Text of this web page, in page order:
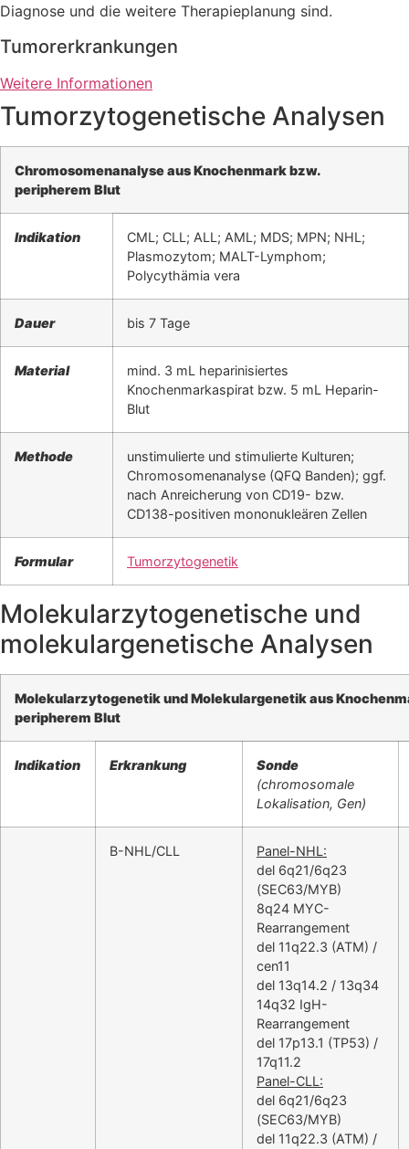
Diagnose und die weitere Therapieplanung sind.
Tumorerkrankungen
Weitere Informationen
Tumorzytogenetische Analysen
Chromosomenanalyse aus Knochenmark bzw.
peripherem Blut
Indikation
CML; CLL; ALL; AML; MDS; MPN; NHL;
Plasmozytom; MALT-Lymphom;
Polycythämia vera
Dauer bis 7 Tage
Material
mind. 3 mL heparinisiertes
Knochenmarkaspirat bzw. 5 mL Heparin-
Blut
Methode
unstimulierte und stimulierte Kulturen;
Chromosomenanalyse (QFQ Banden); ggf.
nach Anreicherung von CD19- bzw.
CD138-positiven mononukleären Zellen
Formular Tumorzytogenetik
Molekularzytogenetische und
molekulargenetische Analysen
Molekularzytogenetik und Molekulargenetik aus
peripherem Blut
Indikation Erkrankung
Sonde
(chromosomale
Lokalisation, Gen)
B-NHL/CLL
Panel-NHL:
del 6q21/6q23
(SEC63/MYB)
8q24 MYC-
Rearrangement
del 11q22.3 (ATM) /
cen11
del 13q14.2 / 13q34
14q32 IgH-
Rearrangement
del 17p13.1 (TP53) /
17q11.2
Panel-CLL:
del 6q21/6q23
(SEC63/MYB)
del 11q22.3 (ATM) /